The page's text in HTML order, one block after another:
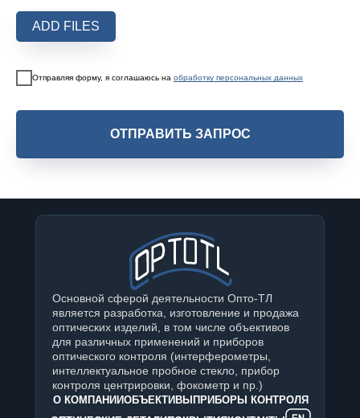
ADD FILES
Отправляя форму, я соглашаюсь на обработку персональных данных
ОТПРАВИТЬ ЗАПРОС
Основной сферой деятельности Опто-ТЛ
является разработка, изготовление и продажа
оптических изделий, в том числе объективов
для различных применений и приборов
оптического контроля (интерферометры,
интеллектуальное пробное стекло, прибор
контроля центрировки, фокометр и пр.)
О КОМПАНИИОБЪЕКТИВЫ ПРИБОРЫ КОНТРОЛЯ